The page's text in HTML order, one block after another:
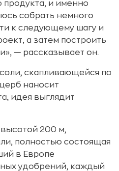
продукта, и именно
собрать немного
к следующему шагу и
а затем построить
— рассказывает он.
скапливающейся по
наносит
идея выглядит
200 м,
полностью состоящая
в Европе
удобрений, каждый